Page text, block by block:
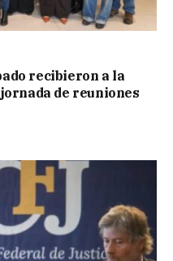
recibieron a la
de reuniones